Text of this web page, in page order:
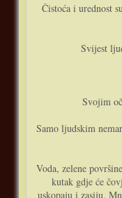
Čistoća i urednost
Svijest
Svojim
Samo ljudskim
Voda, zelene
kutak gdje će
uskopaju i zasiju.